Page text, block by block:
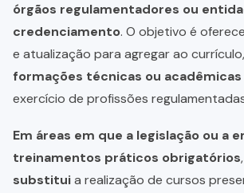
órgãos regulamentadores ou
credenciamento. O objetivo é
e atualização para agregar ao currículo,
formações técnicas ou acadêmicas
exercício de profissões
Em áreas em que a legislação ou a
treinamentos práticos obrigatórios
substituia realização de cursos